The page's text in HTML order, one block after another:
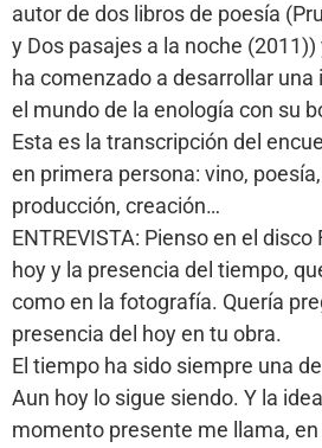
autor de dos libros de poesía
y Dos pasajes a la noche
ha comenzado a desarrollar
el mundo de la enología con su
Esta es la transcripción del
en primera persona: vino,
producción, creación…
ENTREVISTA: Pienso en el disco
hoy y la presencia del tiempo,
como en la fotografía. Quería
presencia del hoy en tu obra.
El tiempo ha sido siempre una
Aun hoy lo sigue siendo. Y la
momento presente me llama,